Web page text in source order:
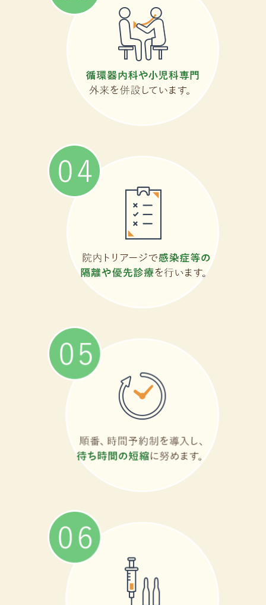
皆様の待ち時間短縮のために、ご理解とご協
力をお願い申し上げます。
自動受付・順番確認についての詳細はこちら